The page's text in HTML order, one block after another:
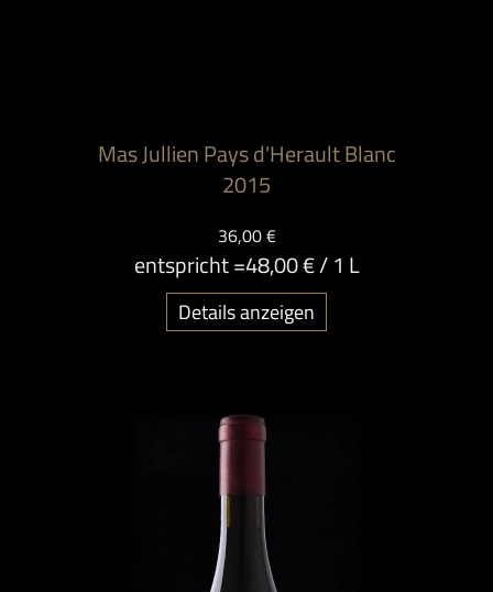
Mas Jullien Pays d'Herault Blanc
2015
36,00 €
entspricht =48,00 €/ 1 L
Details anzeigen